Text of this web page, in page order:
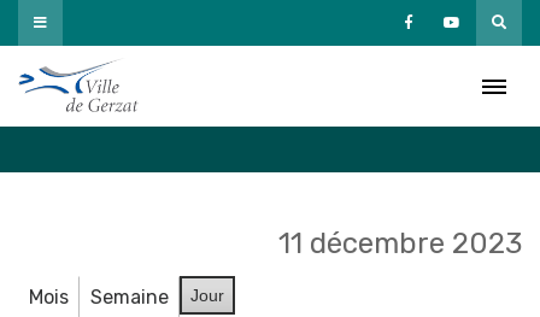
Passer
au
contenu
11 décembre 2023
Mois Semaine Jour